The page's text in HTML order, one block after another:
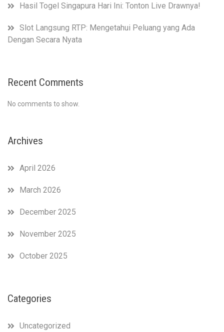
Hasil Togel Singapura Hari Ini: Tonton Live Drawnya!
Slot Langsung RTP: Mengetahui Peluang yang Ada
Dengan Secara Nyata
Recent Comments
No comments to show.
Archives
April 2026
March 2026
December 2025
November 2025
October 2025
Categories
Uncategorized